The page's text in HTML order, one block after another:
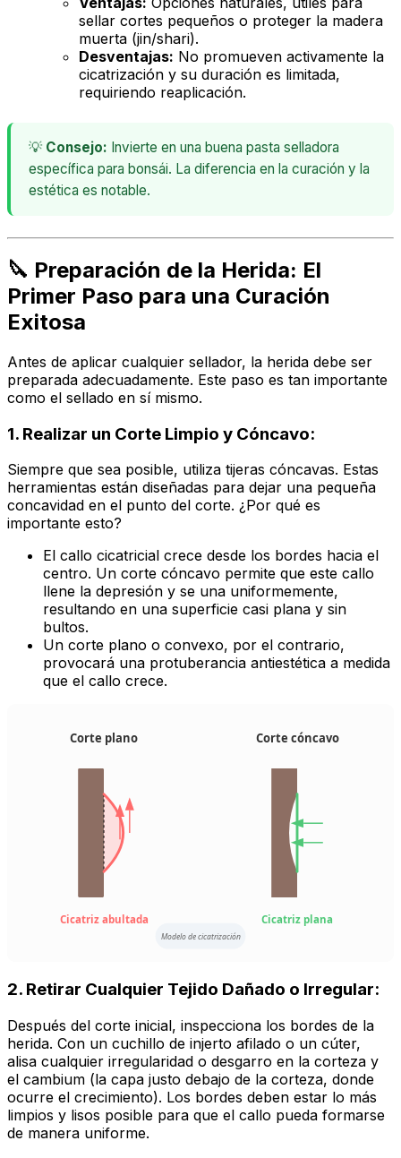
sellar cortes pequeños o proteger la madera
muerta (jin/shari).
Desventajas: No promueven activamente la
cicatrización y su duración es limitada,
requiriendo reaplicación.
💡 Consejo: Invierte en una buena pasta selladora
específica para bonsái. La diferencia en la curación y la
estética es notable.
🔪 Preparación de la Herida: El
Primer Paso para una Curación
Exitosa
Antes de aplicar cualquier sellador, la herida debe ser
preparada adecuadamente. Este paso es tan importante
como el sellado en sí mismo.
1. Realizar un Corte Limpio y Cóncavo:
Siempre que sea posible, utiliza tijeras cóncavas. Estas
herramientas están diseñadas para dejar una pequeña
concavidad en el punto del corte. ¿Por qué es
importante esto?
El callo cicatricial crece desde los bordes hacia el
centro. Un corte cóncavo permite que este callo
llene la depresión y se una uniformemente,
resultando en una superficie casi plana y sin
bultos.
Un corte plano o convexo, por el contrario,
provocará una protuberancia antiestética a medida
que el callo crece.
Corte plano
Cicatriz abultada
Corte cóncavo
Cicatriz plana
Modelo de cicatrización
2. Retirar Cualquier Tejido Dañado o Irregular:
Después del corte inicial, inspecciona los bordes de la
herida. Con un cuchillo de injerto afilado o un cúter,
alisa cualquier irregularidad o desgarro en la corteza y
el cambium (la capa justo debajo de la corteza, donde
ocurre el crecimiento). Los bordes deben estar lo más
limpios y lisos posible para que el callo pueda formarse
de manera uniforme.